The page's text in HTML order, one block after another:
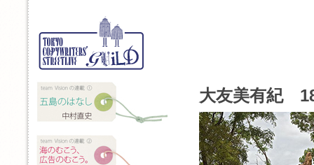
大友美有紀